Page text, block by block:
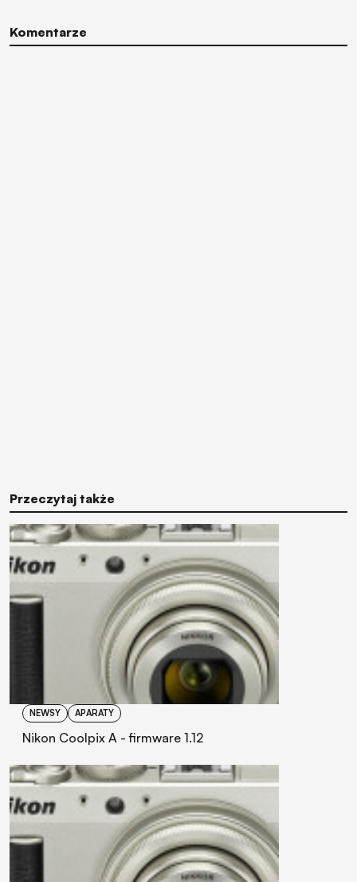
Komentarze
Przeczytaj także
NEWSY APARATY
Nikon Coolpix A - firmware 1.12